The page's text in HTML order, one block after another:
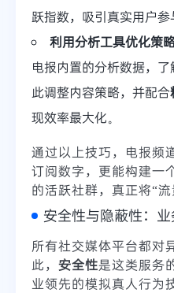
跃指数，吸引真实用户参
利用分析工具优化策略
电报内置的分析数据，
此调整内容策略，并配合
现效率最大化。
通过以上技巧，电报频
订阅数字，更能构建一
的活跃社群，真正将“流
安全性与隐蔽性：
所有社交媒体平台都对
此， 安全性是这类服务
业领先的模拟真人行为